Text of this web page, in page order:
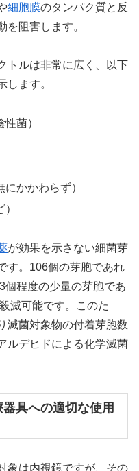
細胞膜のタンパク質と反
を阻害します。
トルは非常に広く、以下
します。
性菌）
かかわらず）
が効果を示さない細菌芽
す。106個の芽胞であれ
個程度の少量の芽胞であ
滅可能です。このた
滅菌対象物の付着芽胞数
ルデヒドによる化学滅菌
具への適切な使用
象は内視鏡ですが、その